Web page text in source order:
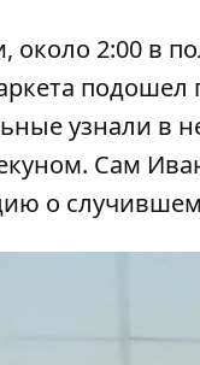
2:00 в
подошел
узнали в
Сам
о